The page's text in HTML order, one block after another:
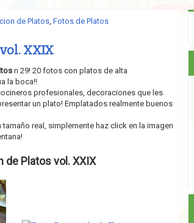
de Platos, Fotos de Platos
XXIX
n 29! 20 fotos con platos de alta
la boca!!
profesionales, decoraciones que les
un plato! Emplatados realmente buenos
tamaño real, simplemente haz click en la imagen
de Platos vol. XXIX